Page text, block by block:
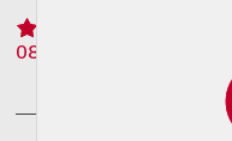
08-02-2026